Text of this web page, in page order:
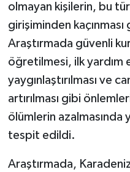
olmayan kişilerin, bu
girişiminden
Araştırmada güvenli
öğretilmesi, ilk yardım
yaygınlaştırılması ve
artırılması gibi
ölümlerin azalmasında
tespit edildi.
Araştırmada,